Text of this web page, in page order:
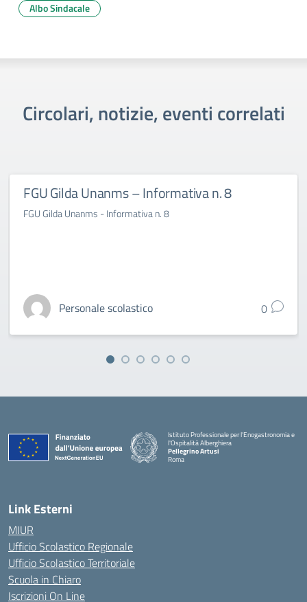
Albo Sindacale
Circolari, notizie, eventi correlati
FGU Gilda Unanms – Informativa n. 8
FGU Gilda Unanms - Informativa n. 8
Personale scolastico 0
Istituto Professionale per l'Enogastronomia e
l'Ospitalità Alberghiera
Pellegrino Artusi
Roma
Link Esterni
MIUR
Ufficio Scolastico Regionale
Ufficio Scolastico Territoriale
Scuola in Chiaro
Iscrizioni On Line